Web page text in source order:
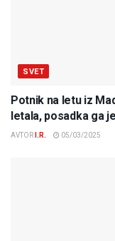
SVET
Potnik na letu iz
letala, posadka ga
AVTOR I.R. 05/03/2025